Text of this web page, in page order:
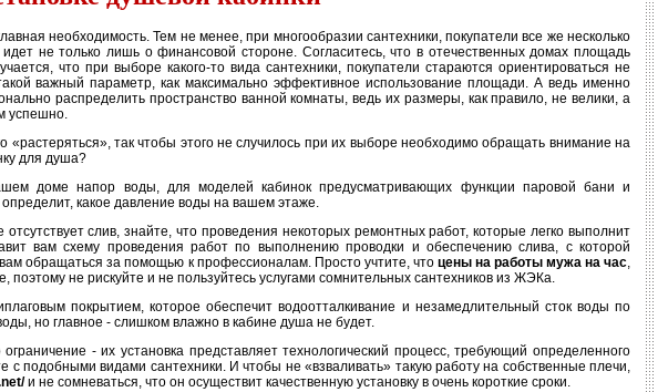
необходимость. Тем не менее, при многообразии сантехники, покупатели все же несколько
не только лишь о финансовой стороне. Согласитесь, что в отечественных домах площадь
что при выборе какого-то вида сантехники, покупатели стараются ориентироваться не
важный параметр, как максимально эффективное использование площади. А ведь именно
распределить пространство ванной комнаты, ведь их размеры, как правило, не велики, а
успешно.
так чтобы этого не случилось при их выборе необходимо обращать внимание на
для душа?
доме напор воды, для моделей кабинок предусматривающих функции паровой бани и
какое давление воды на вашем этаже.
слив, знайте, что проведения некоторых ремонтных работ, которые легко выполнит
вам схему проведения работ по выполнению проводки и обеспечению слива, с которой
обращаться за помощью к профессионалам. Просто учтите, что цены на работы мужа на час,
не рискуйте и не пользуйтесь услугами сомнительных сантехников из ЖЭКа.
покрытием, которое обеспечит водоотталкивание и незамедлительный сток воды по
но главное - слишком влажно в кабине душа не будет.
- их установка представляет технологический процесс, требующий определенного
подобными видами сантехники. И чтобы не «взваливать» такую работу на собственные плечи,
и не сомневаться, что он осуществит качественную установку в очень короткие сроки.